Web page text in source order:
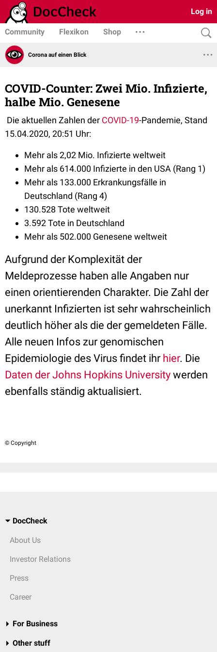
Log in
Community Flexikon Shop
Corona auf einen Blick
COVID-Counter: Zwei Mio. Infizierte,
halbe Mio. Genesene
Die aktuellen Zahlen der COVID-19-Pandemie, Stand
15.04.2020, 20:51 Uhr:
Mehr als 2,02 Mio. Infizierte weltweit
Mehr als 614.000 Infizierte in den USA (Rang 1)
Mehr als 133.000 Erkrankungsfälle in
Deutschland (Rang 4)
130.528 Tote weltweit
3.592 Tote in Deutschland
Mehr als 502.000 Genesene weltweit
Aufgrund der Komplexität der
Meldeprozesse haben alle Angaben nur
einen orientierenden Charakter. Die Zahl der
unerkannt Infizierten ist sehr wahrscheinlich
deutlich höher als die der gemeldeten Fälle.
Alle neuen Infos zur genomischen
Epidemiologie des Virus findet ihr hier. Die
Daten der Johns Hopkins University werden
ebenfalls ständig aktualisiert.
© Copyright
DocCheck
About Us
Investor Relations
Press
Career
For Business
Other stuff